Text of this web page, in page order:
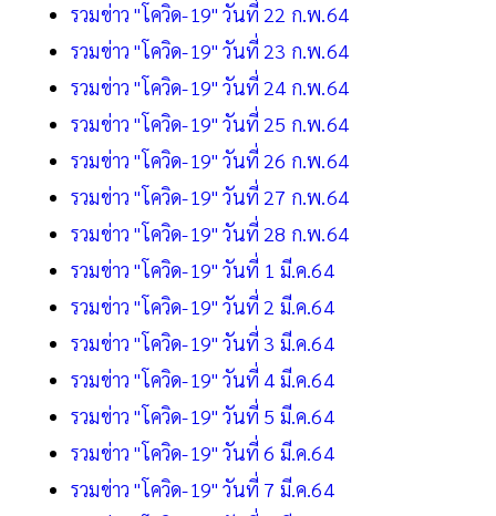
รวมข่าว "โควิด-19" วันที่ 22 ก.พ.64
รวมข่าว "โควิด-19" วันที่ 23 ก.พ.64
รวมข่าว "โควิด-19" วันที่ 24 ก.พ.64
รวมข่าว "โควิด-19" วันที่ 25 ก.พ.64
รวมข่าว "โควิด-19" วันที่ 26 ก.พ.64
รวมข่าว "โควิด-19" วันที่ 27 ก.พ.64
รวมข่าว "โควิด-19" วันที่ 28 ก.พ.64
รวมข่าว "โควิด-19" วันที่ 1 มี.ค.64
รวมข่าว "โควิด-19" วันที่ 2 มี.ค.64
รวมข่าว "โควิด-19" วันที่ 3 มี.ค.64
รวมข่าว "โควิด-19" วันที่ 4 มี.ค.64
รวมข่าว "โควิด-19" วันที่ 5 มี.ค.64
รวมข่าว "โควิด-19" วันที่ 6 มี.ค.64
รวมข่าว "โควิด-19" วันที่ 7 มี.ค.64